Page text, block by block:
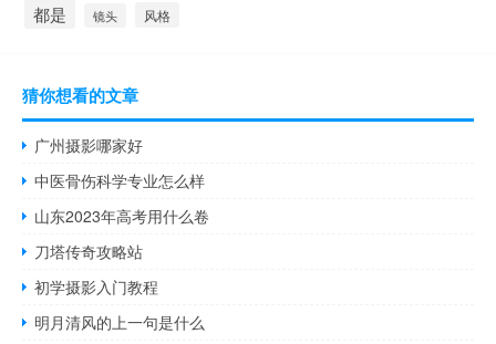
都是
镜头 风格
猜你想看的文章
广州摄影哪家好
中医骨伤科学专业怎么样
山东2023年高考用什么卷
刀塔传奇攻略站
初学摄影入门教程
明月清风的上一句是什么